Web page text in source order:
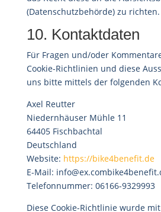
(Datenschutzbehörde) zu richten.
10. Kontaktdaten
Für Fragen und/oder
Cookie-Richtlinien und diese
uns bitte mittels der folgenden
Axel Reutter
Niedernhäuser Mühle 11
64405 Fischbachtal
Deutschland
Website: https://bike4benefit.de
E-Mail: info@ex.com
Telefonnummer: 06166-9329993
Diese Cookie-Richtlinie wurde mit